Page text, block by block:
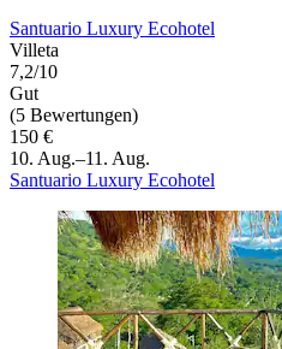
Santuario Luxury Ecohotel
Villeta
7,2/10
Gut
(5 Bewertungen)
150 €
10. Aug.–11. Aug.
Santuario Luxury Ecohotel